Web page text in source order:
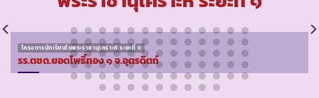
โครงการนักเรียนในพระราชานุเคราะห์ ระยะที่ ๑
รร.ตชด.ยอดโพธิ์ทอง ๑ จ.อุตรดิตถ์